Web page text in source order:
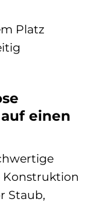
Platz
einen
Konstruktion
Staub,